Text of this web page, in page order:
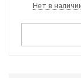
Нет в